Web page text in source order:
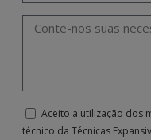
Aceito a utilização dos
técnico da Técnicas